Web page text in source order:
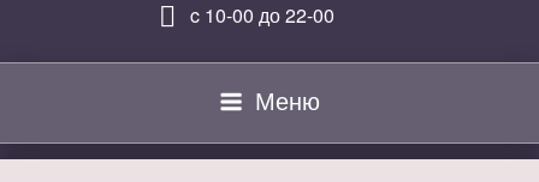
c 10-00 до 22-00
Меню